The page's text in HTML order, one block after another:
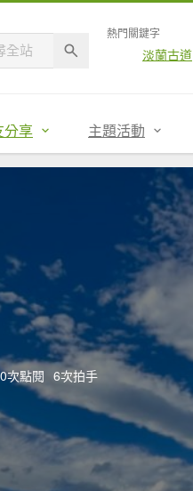
熱門關鍵字
淡蘭古道
分享 主題活動
次點閱 6次拍手